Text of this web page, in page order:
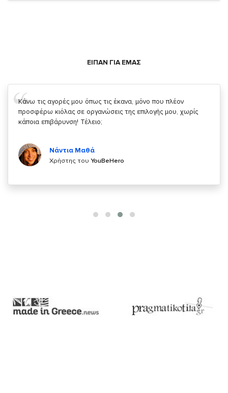
ΕΙΠΑΝ ΓΙΑ ΕΜΑΣ
Σας ευχαριστώ που μας δίνετε την δυνατότητα να κάνουμε
κάτι!
Χρήστης τουYouBeHero